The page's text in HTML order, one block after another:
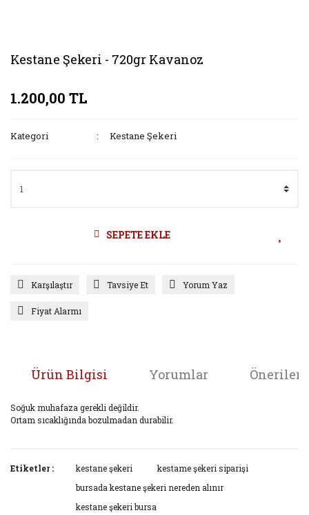
Kestane Şekeri - 720gr Kavanoz
1.200,00 TL
Kategori Kestane Şekeri
SEPETE EKLE
Karşılaştır Tavsiye Et Yorum Yaz
Fiyat Alarmı
Ürün Bilgisi Yorumlar
Soğuk muhafaza gerekli değildir.
Ortam sıcaklığında bozulmadan durabilir.
Bu ürüne ilk yorumu siz yapın!
konularda yetersiz gördüğünüz noktaları öneri formunu
Görüş ve önerileriniz için teşekkür ederiz.
Etiketler : kestane şekeri
kestame şekeri siparişi
bursada kestane şekeri nereden alınır
kestane şekeri bursa